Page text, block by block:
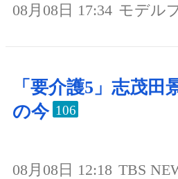
08月08日 17:34 モデル
「要介護5」志茂田
の今 106
08月08日 12:18 TBS